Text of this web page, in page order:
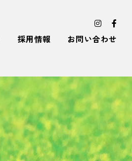
採用情報 お問い合わせ